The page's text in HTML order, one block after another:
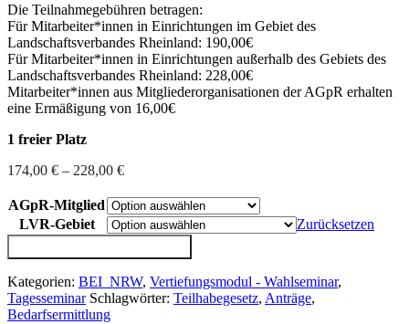
Die Teilnahmegebühren betragen:
Für Mitarbeiter*innen in Einrichtungen im Gebiet des
Landschaftsverbandes Rheinland: 190,00€
Für Mitarbeiter*innen in Einrichtungen außerhalb des Gebiets des
Landschaftsverbandes Rheinland: 228,00€
Mitarbeiter*innen aus Mitgliederorganisationen der AGpR erhalten
eine Ermäßigung von 16,00€
1 freier Platz
174,00 € – 228,00 €
AGpR-Mitglied
LVR-Gebiet
Zurücksetzen
BEI_NRW
-
Einführung
(März)
Menge
Kategorien: BEI_NRW, Vertiefungsmodul - Wahlseminar,
Tagesseminar Schlagwörter: Teilhabegesetz, Anträge,
Bedarfsermittlung